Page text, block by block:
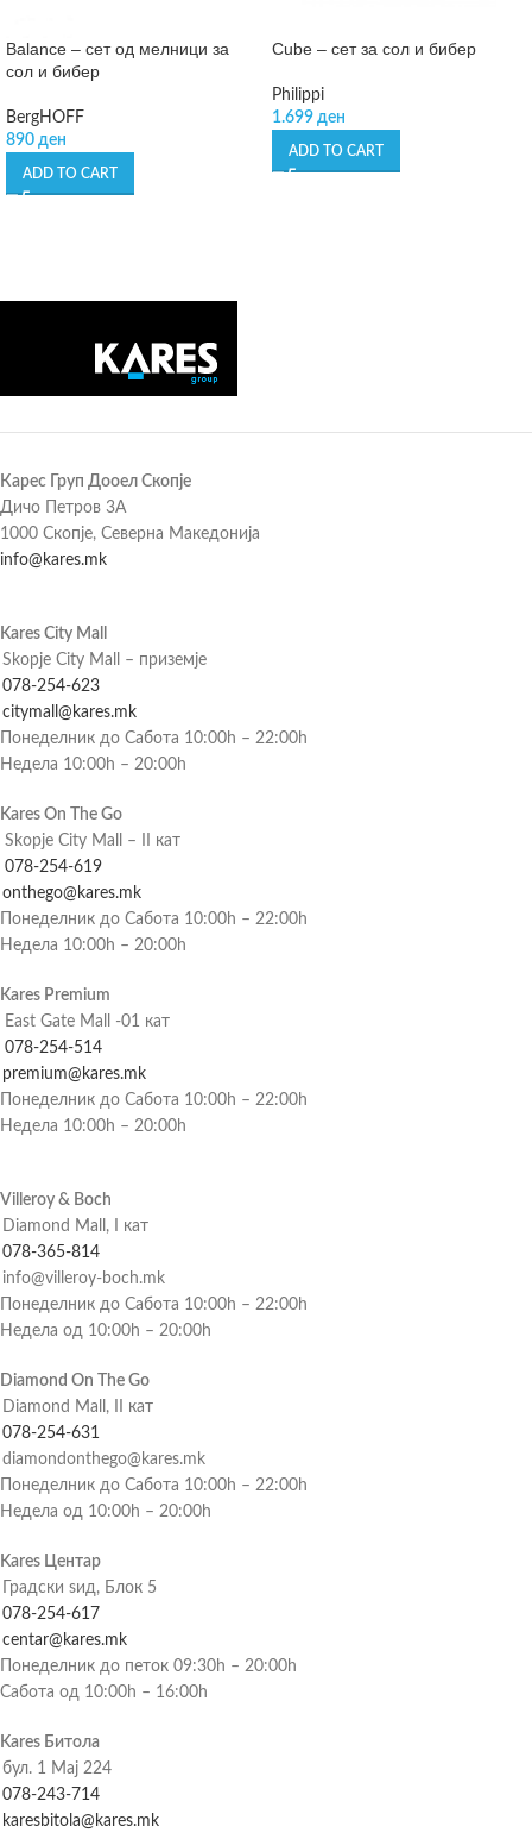
Balance – сет од мелници за
сол и бибер
BergHOFF
890 ден
ADD TO CART
Cube – сет за сол и бибер
Philippi
1.699 ден
ADD TO CART
Карес Груп Дооел Скопје
Дичо Петров 3А
1000 Скопје, Северна Македонија
info@kares.mk
Kares City Mall
Skopje City Mall – приземје
078-254-623
citymall@kares.mk
Понеделник до Сабота 10:00h – 22:00h
Недела 10:00h – 20:00h
Kares On The Go
Skopje City Mall – II кат
078-254-619
onthego@kares.mk
Понеделник до Сабота 10:00h – 22:00h
Недела 10:00h – 20:00h
Kares Premium
East Gate Mall -01 кат
078-254-514
premium@kares.mk
Понеделник до Сабота 10:00h – 22:00h
Недела 10:00h – 20:00h
Villeroy & Boch
Diamond Mall, I кат
078-365-814
info@villeroy-boch.mk
Понеделник до Сабота 10:00h – 22:00h
Недела од 10:00h – 20:00h
Diamond On The Go
Diamond Mall, II кат
078-254-631
diamondonthego@kares.mk
Понеделник до Сабота 10:00h – 22:00h
Недела од 10:00h – 20:00h
Kares Центар
Градски ѕид, Блок 5
078-254-617
centar@kares.mk
Понеделник до петок 09:30h – 20:00h
Сабота од 10:00h – 16:00h
Kares Битола
бул. 1 Мај 224
078-243-714
karesbitola@kares.mk